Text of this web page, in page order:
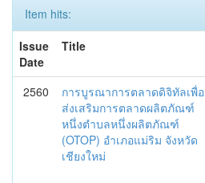
Item hits:
Issue
Date
Title
2560
การบูรณาการตลาดดิจิทัลเพื่อ
ส่งเสริมการตลาดผลิตภัณฑ์
หนึ่งตำบลหนึ่งผลิตภัณฑ์
(OTOP) อำเภอแม่ริม จังหวัด
เชียงใหม่